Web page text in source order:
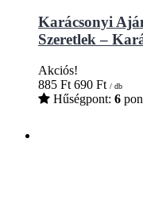
Karácsonyi
Szeretlek –
Akciós!
885 Ft 690 Ft / db
Hűségpont: 6